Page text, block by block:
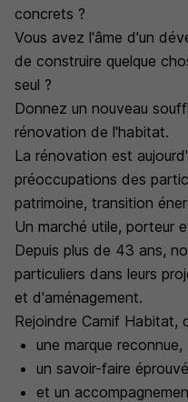
concrets ?
Vous avez l'âme d'un
de construire quelque
seul ?
Donnez un nouveau
rénovation de l'habitat.
La rénovation est
préoccupations des
patrimoine, transition
Un marché utile, porteur
Depuis plus de 43 ans,
particuliers dans leurs
et d'aménagement.
Rejoindre Camif Habitat,
une marque reconnue,
un savoir-faire
et un